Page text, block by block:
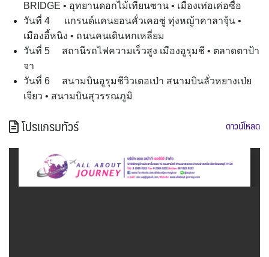
BRIDGE • อุทยานดอกไม้เทียนซาน • เมืองเท่อเค่อซื่อ
วันที่ 4 แกรนด์แคนยอนคั่วเคอซู่ ทุ่งหญ้าคาลาจุ้น •
เมืองอี้หนิง • ถนนคนเดินหกเหลี่ยม
วันที่ 5 สถานีรถไฟความเร็วสูง เมืองอูรุมชี • ตลาดตาป้า
จา
วันที่ 6 สนามบินอูรุมชีวิวเตอเป่า สนามบินลั่วหยางเป่ย
เจียว • สนามบินสุวรรณภูมิ
โปรแกรมทัวร์ ดาวน์โหลด